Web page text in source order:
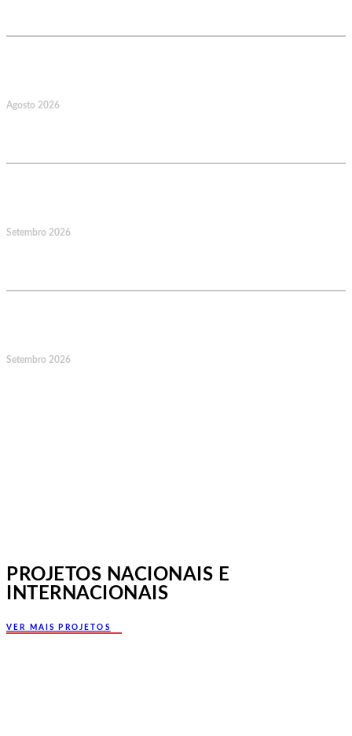
Agosto 2026
Setembro 2026
Setembro 2026
PROJETOS NACIONAIS E
INTERNACIONAIS
VER MAIS PROJETOS